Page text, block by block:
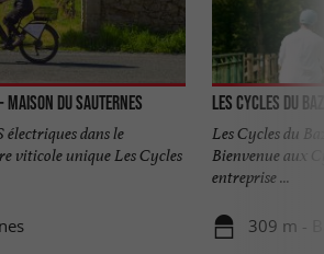
Maison du Sauternes
électriques dans le
viticole unique Les Cycles
Les Cycles du
Les Cycles du
Bienvenue aux
entreprise ...
309 m -